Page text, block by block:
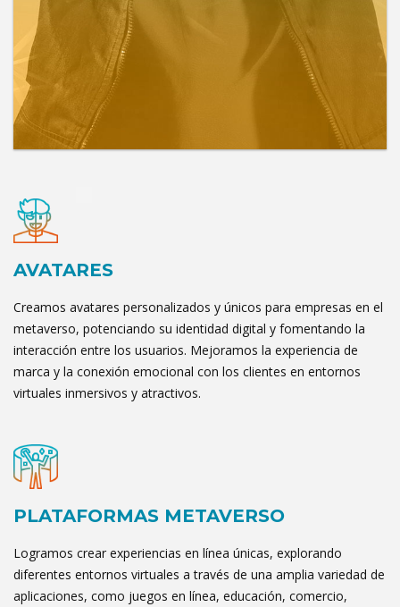
AVATARES
Creamos avatares personalizados y únicos para empresas en el
metaverso, potenciando su identidad digital y fomentando la
interacción entre los usuarios. Mejoramos la experiencia de
marca y la conexión emocional con los clientes en entornos
virtuales inmersivos y atractivos.
PLATAFORMAS METAVERSO
Logramos crear experiencias en línea únicas, explorando
diferentes entornos virtuales a través de una amplia variedad de
aplicaciones, como juegos en línea, educación, comercio,